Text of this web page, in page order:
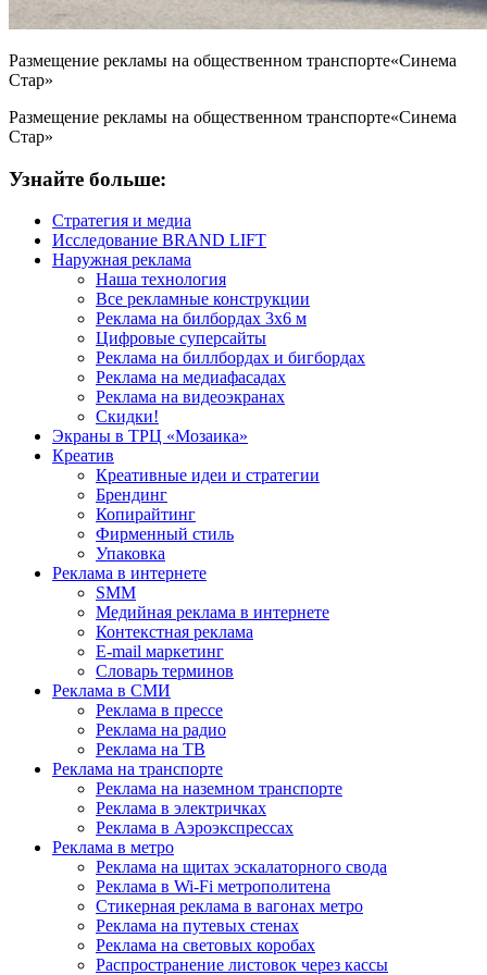
Размещение рекламы на общественном транспорте«Синема
Стар»
Размещение рекламы на общественном транспорте«Синема
Стар»
Узнайте больше:
Стратегия и медиа
Исследование BRAND LIFT
Наружная реклама
Наша технология
Все рекламные конструкции
Реклама на билбордах 3х6 м
Цифровые суперсайты
Реклама на биллбордах и бигбордах
Реклама на медиафасадах
Реклама на видеоэкранах
Скидки!
Экраны в ТРЦ «Мозаика»
Креатив
Креативные идеи и стратегии
Брендинг
Копирайтинг
Фирменный стиль
Упаковка
Реклама в интернете
SMM
Медийная реклама в интернете
Контекстная реклама
E-mail маркетинг
Словарь терминов
Реклама в СМИ
Реклама в прессе
Реклама на радио
Реклама на ТВ
Реклама на транспорте
Реклама на наземном транспорте
Реклама в электричках
Реклама в Аэроэкспрессах
Реклама в метро
Реклама на щитах эскалаторного свода
Реклама в Wi-Fi метрополитена
Стикерная реклама в вагонах метро
Реклама на путевых стенах
Реклама на световых коробах
Распространение листовок через кассы